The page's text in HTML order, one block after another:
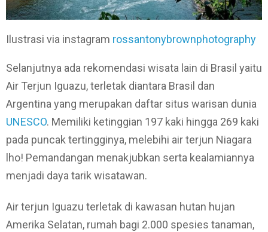
Ilustrasi via instagram rossantonybrownphotography
Selanjutnya ada rekomendasi wisata lain di Brasil yaitu
Air Terjun Iguazu, terletak diantara Brasil dan
Argentina yang merupakan daftar situs warisan dunia
UNESCO. Memiliki ketinggian 197 kaki hingga 269 kaki
pada puncak tertingginya, melebihi air terjun Niagara
lho! Pemandangan menakjubkan serta kealamiannya
menjadi daya tarik wisatawan.
Air terjun Iguazu terletak di kawasan hutan hujan
Amerika Selatan, rumah bagi 2.000 spesies tanaman,